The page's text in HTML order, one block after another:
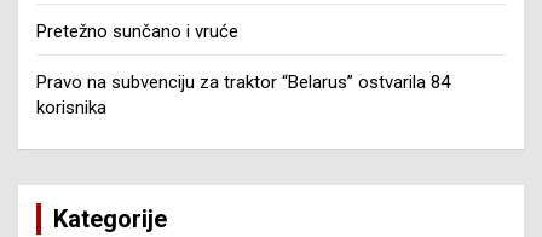
Pretežno sunčano i vruće
Pravo na subvenciju za traktor “Belarus” ostvarila 84
korisnika
Kategorije